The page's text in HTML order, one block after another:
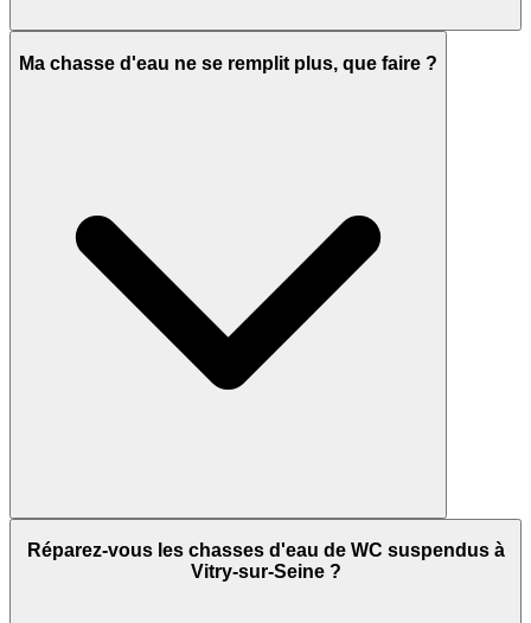
Ma chasse d'eau ne se remplit plus, que faire ?
Réparez-vous les chasses d'eau de WC suspendus à
Vitry-sur-Seine ?